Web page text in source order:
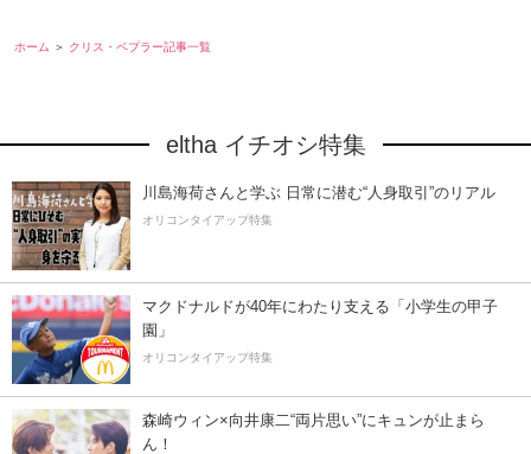
ホーム クリス・ペプラー記事一覧
eltha イチオシ特集
川島海荷さんと学ぶ 日常に潜む“人身取引”のリアル
オリコンタイアップ特集
マクドナルドが40年にわたり支える「小学生の甲子
園」
オリコンタイアップ特集
森崎ウィン×向井康二“両片思い”にキュンが止まら
ん！